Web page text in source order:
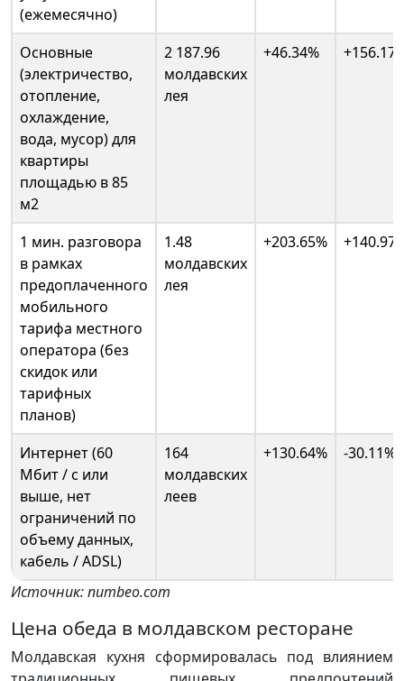
(ежемесячно)
Основные
(электричество,
отопление,
охлаждение,
вода, мусор) для
квартиры
площадью в 85
м2
2 187.96
молдавских
лея
+46.34%
1 мин. разговора
в рамках
предоплаченного
мобильного
тарифа местного
оператора (без
скидок или
тарифных
планов)
1.48
молдавских
лея
+203.65%
Интернет (60
Мбит / с или
выше, нет
ограничений по
объему данных,
кабель / ADSL)
164
молдавских
леев
+130.64% -30.11%
Источник: numbeo.com
Цена обеда в молдавском ресторане
Молдавская кухня сформировалась под влиянием